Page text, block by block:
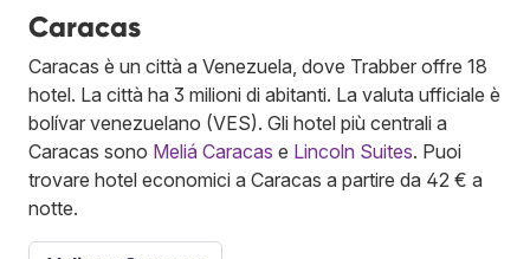
Caracas
Caracas è un città a Venezuela, dove Trabber offre 18
hotel. La città ha 3 milioni di abitanti. La valuta ufficiale è
bolívar venezuelano (VES). Gli hotel più centrali a
Caracas sono Meliá Caracas e Lincoln Suites. Puoi
trovare hotel economici a Caracas a partire da 42 € a
notte.